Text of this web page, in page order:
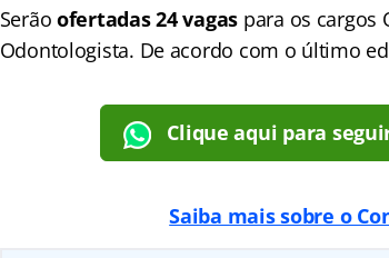
Serão ofertadas 24 vagas para os cargos
Odontologista. De acordo com o último
Clique aqui para
Saiba mais sobre o